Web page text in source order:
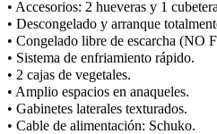
• Accesorios: 2 hueveras y 1
• Descongelado y arranque
• Congelado libre de escarcha (NO
• Sistema de enfriamiento rápido.
• 2 cajas de vegetales.
• Amplio espacios en anaqueles.
• Gabinetes laterales texturados.
• Cable de alimentación: Schuko.